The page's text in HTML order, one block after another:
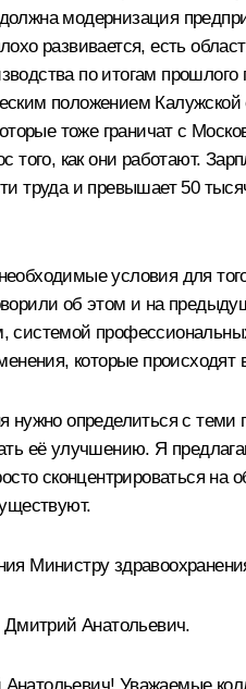
модернизация
развивается, есть
по итогам прошлого
положением
тоже граничат с
того, как они работают.
труда и превышает 50
условия для
об этом и на
системой
которые происходят
нужно определиться с теми
её улучшению. Я
сконцентрироваться
Министру
Анатольевич.
Уважаемые